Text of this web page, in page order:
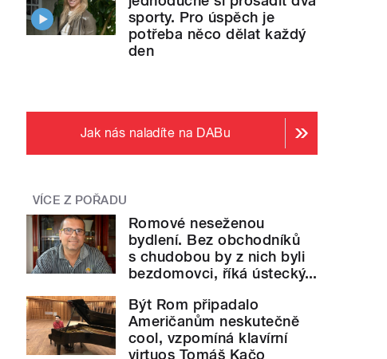
sporty. Pro úspěch je
potřeba něco dělat každý
den
Jak nás naladíte na DABu
VÍCE Z POŘADU
Romové neseženou
bydlení. Bez obchodníků
s chudobou by z nich byli
bezdomovci, říká ústecký...
Být Rom připadalo
Američanům neskutečně
cool, vzpomíná klavírní
virtuos Tomáš Kačo